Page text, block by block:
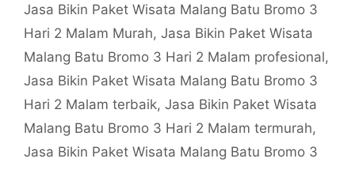
Jasa Bikin Paket Wisata Malang Batu Bromo 3
Hari 2 Malam Murah, Jasa Bikin Paket Wisata
Malang Batu Bromo 3 Hari 2 Malam profesional,
Jasa Bikin Paket Wisata Malang Batu Bromo 3
Hari 2 Malam terbaik, Jasa Bikin Paket Wisata
Malang Batu Bromo 3 Hari 2 Malam termurah,
Jasa Bikin Paket Wisata Malang Batu Bromo 3